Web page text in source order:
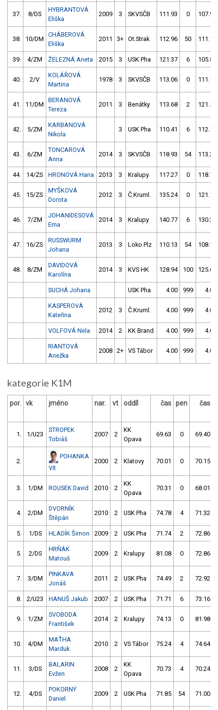
37. 8/DS
HYBRANTOVÁ
Eliška
2009 3 SKVSČB 111.93 0 107.92
38. 10/DM
CHÁBEROVÁ
Eliška
2011 3+ Ot.Strak 112.96 50 111.10
39. 4/ZM ŽELEZNÁ Aneta 2015 3 USK Pha 121.37 6 105.88
40. 2/V
KOLÁŘOVÁ
Martina
1978 3 SKVSČB 113.06 0 111.16
41. 11/DM
BERANOVÁ
Tereza
2011 3 Benátky 113.68 2 121.54
42. 5/ZM
KARBANOVÁ
Nikola
3 USK Pha 110.41 6 112.14
43. 6/ZM
TONCAROVÁ
Anna
2014 3 SKVSČB 118.93 54 113.25
44. 14/ZS HRONOVÁ Hana 2013 3 Kralupy 117.27 0 118.70
45. 15/ZS
MYŠKOVÁ
Dorota
2012 3 Č.Kruml. 135.24 0 121.11
46. 7/ZM
JOHANIDESOVÁ
Ema
2014 3 Kralupy 140.77 6 130.30
47. 16/ZS
RUSSWURM
Johana
2013 3 Loko Plz 110.13 54 108.12
48. 8/ZM
DAVIDOVÁ
Karolína
2014 3 KVS HK 128.94 100 125.62
SUCHÁ Johana USK Pha 4.00 999 4.00
KASPEROVÁ
Kateřina
2012 3 Č.Kruml. 4.00 999 4.00
VOLFOVÁ Nela 2014 2 KK Brand 4.00 999 4.00
RIANTOVÁ
Anežka
2008 2+ VS Tábor 4.00 999 4.00
kategorie K1M
por. vk jméno nar. vt oddíl čas pen čas
1. 1/U23
STROPEK
Tobiáš
2007 2
KK
Opava
69.63 0 69.40
2.
POHANKA
Vít
2000 2 Klatovy 70.01 0 70.15
3. 1/DM ROUSEK David 2010 2
KK
Opava
70.31 0 68.01
4. 2/DM
DVORNÍK
Štěpán
2010 2 USK Pha 74.78 4 71.32
5. 1/DS HLADÍK Šimon 2009 2 USK Pha 71.74 2 72.86
5. 2/DS
HRŇÁK
Matouš
2009 2 Kralupy 81.08 0 72.86
7. 3/DM
PINKAVA
Jonáš
2011 2 USK Pha 74.49 2 72.92
8. 2/U23 HANUŠ Jakub 2007 2 USK Pha 71.71 6 73.16
9. 1/ZM
SVOBODA
František
2014 2 Kralupy 74.13 0 81.98
10. 4/DM
MAŤHA
Marduk
2010 2 VS Tábor 75.24 4 74.64
11. 3/DS
BALARIN
Evžen
2008 2
KK
Opava
70.73 4 70.24
12. 4/DS
POKORNÝ
Daniel
2009 2 USK Pha 71.85 54 71.00